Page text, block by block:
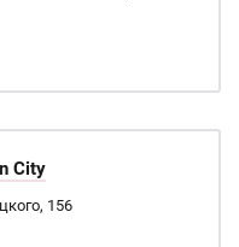
City
156